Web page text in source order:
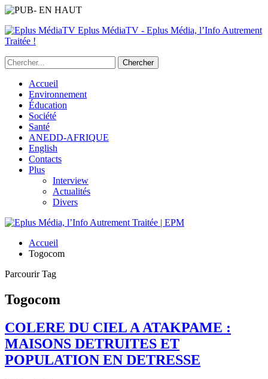
Eplus MédiaTV - Eplus Média, l’Info Autrement
Traitée !
Accueil
Environnement
Éducation
Société
Santé
ANEDD-AFRIQUE
English
Contacts
Plus
Interview
Actualités
Divers
Accueil
Togocom
Parcourir Tag
Togocom
COLERE DU CIEL A ATAKPAME :
MAISONS DETRUITES ET
POPULATION EN DETRESSE